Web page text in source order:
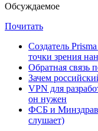
Обсуждаемое
Почитать
Создатель
точки зрения
Обратная связь
Зачем
VPN для
он нужен
ФСБ и Минздрав
слушает)